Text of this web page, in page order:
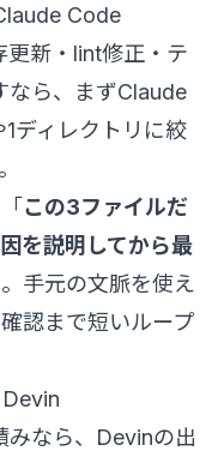
Code
更新・lint修正・テ
なら、まずClaude
ディレクトリに絞
この3ファイルだ
を説明してから最
手元の文脈を使え
認まで短いループ
みなら、Devinの出